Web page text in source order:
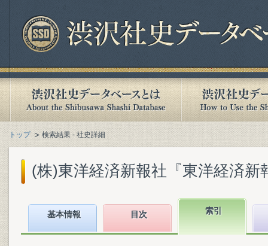
トップ 検索結果 - 社史詳細
(株)東洋経済新報社『東洋経済新
基本情報 目次 索引